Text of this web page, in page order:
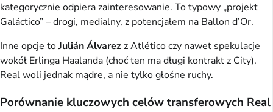
kategorycznie odpiera zainteresowanie. To typowy „projekt
Galáctico” – drogi, medialny, z potencjałem na Ballon d’Or.
Inne opcje toJulián Álvarezz Atlético czy nawet spekulacje
wokół Erlinga Haalanda (choć ten ma długi kontrakt z City).
Real woli jednak mądre, a nie tylko głośne ruchy.
Porównanie kluczowych celów transferowych Real